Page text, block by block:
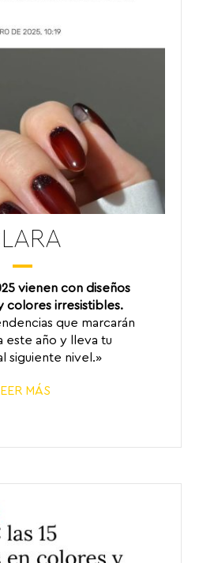
vienen con diseños
colores irresistibles.
que marcarán
este año y lleva tu
siguiente nivel.»
MÁS